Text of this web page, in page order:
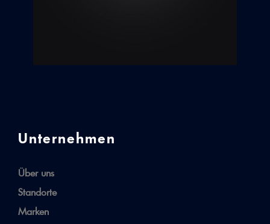
Unternehmen
Über uns
Standorte
Marken